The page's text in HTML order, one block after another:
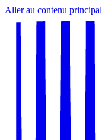
Aller au contenu principal